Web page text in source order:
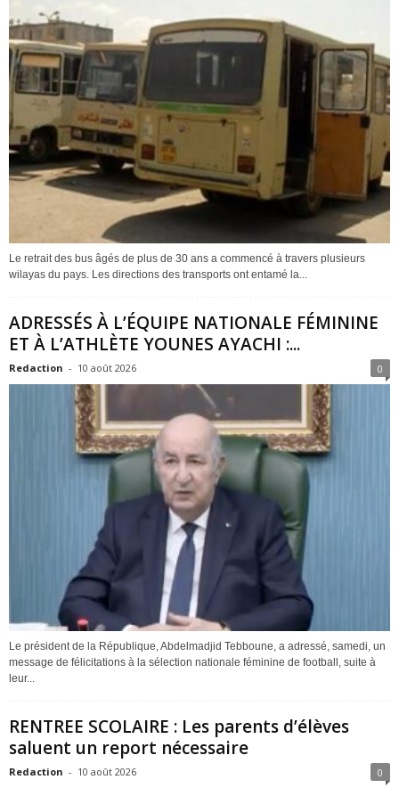
Le retrait des bus âgés de plus de 30 ans a commencé à travers plusieurs
wilayas du pays. Les directions des transports ont entamé la...
ADRESSÉS À L’ÉQUIPE NATIONALE FÉMININE
ET À L’ATHLÈTE YOUNES AYACHI :...
Redaction - 10 août 2026 0
Le président de la République, Abdelmadjid Tebboune, a adressé, samedi, un
message de félicitations à la sélection nationale féminine de football, suite à
leur...
RENTREE SCOLAIRE : Les parents d’élèves
saluent un report nécessaire
Redaction - 10 août 2026 0